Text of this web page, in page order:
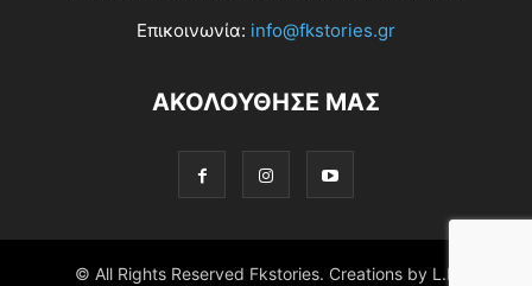
Επικοινωνία: info@fkstories.gr
ΑΚΟΛΟΥΘΗΣΕ ΜΑΣ
© All Rights Reserved Fkstories. Creations by L.K